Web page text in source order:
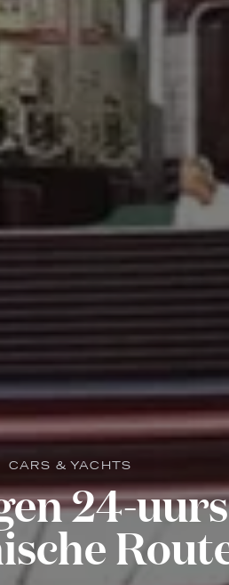
CARS & YACHTS
24-